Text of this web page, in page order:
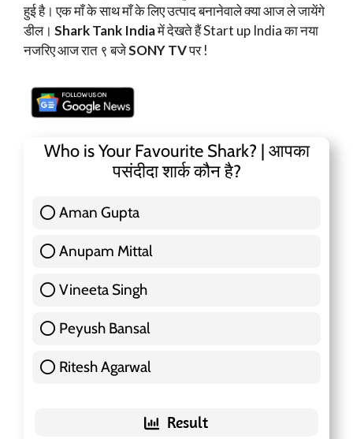
हुई है। एक माँ के साथ माँ के लिए उत्पाद बनानेवाले क्या आज ले जायेंगे
डील। Shark Tank Indiaमें देखते हैं Start up India का नया
नजरिए आज रात ९ बजेSONY TVपर !
Who is Your Favourite Shark? | आपका
पसंदीदा शार्क कौन है?
Aman Gupta
Anupam Mittal
Vineeta Singh
Peyush Bansal
Ritesh Agarwal